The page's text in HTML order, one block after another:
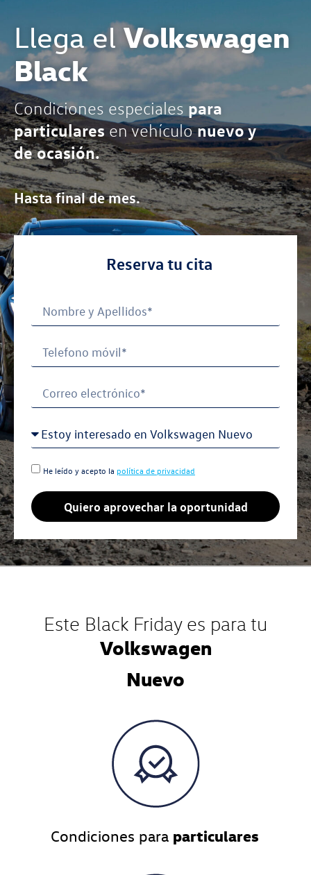
Llega elVolkswagen
Black
Condiciones especiales para
particulares en vehículonuevo y
de ocasión.
Hasta final de mes.
Reserva tu cita
He leído y acepto la política de privacidad
Quiero aprovechar la oportunidad
Este Black Friday es para tu
Volkswagen
Nuevo
Condiciones para particulares